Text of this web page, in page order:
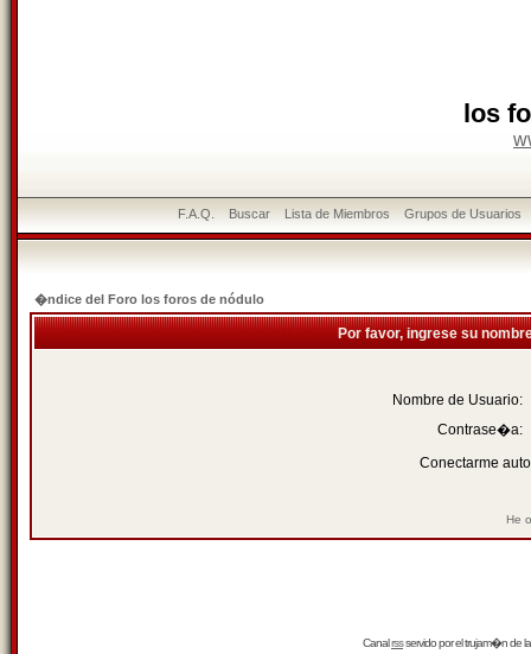
los
F.A.Q. Buscar Lista de Miembros Grupos de Usuarios
�ndice del Foro los foros de nódulo
Por favor, ingrese su
Nombre de Usuario:
Contrase�a:
Conectarme
He
Canalrssservido por eltrujam�nde